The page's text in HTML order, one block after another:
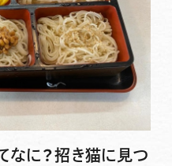
なに？招き猫に見つ